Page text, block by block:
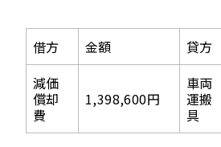
借方 金額 貸方
減価
償却
費
1,398,600円
車両
運搬
具